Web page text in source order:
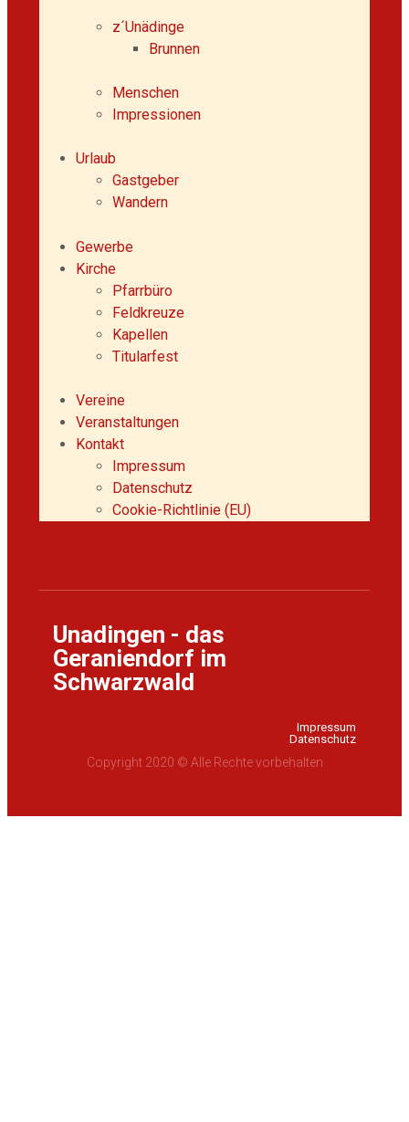
z´Unädinge
Brunnen
Menschen
Impressionen
Urlaub
Gastgeber
Wandern
Gewerbe
Kirche
Pfarrbüro
Feldkreuze
Kapellen
Titularfest
Vereine
Veranstaltungen
Kontakt
Impressum
Datenschutz
Cookie-Richtlinie (EU)
Unadingen - das
Geraniendorf im
Schwarzwald
Impressum
Datenschutz
Copyright 2020 © Alle Rechte vorbehalten